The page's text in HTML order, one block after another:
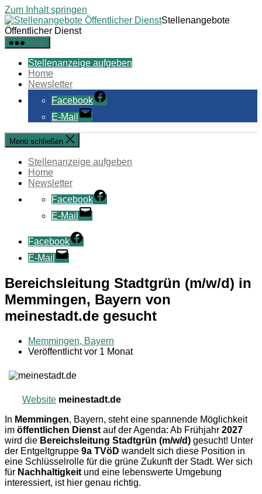
Zum Inhalt springen
Stellenangebote
Öffentlicher Dienst
Menü
Stellenanzeige aufgeben
Home
Newsletter
Facebook
E-Mail
Menü schließen
Stellenanzeige aufgeben
Home
Newsletter
Facebook
E-Mail
Facebook
E-Mail
Bereichsleitung Stadtgrün (m/w/d) in
Memmingen, Bayern von
meinestadt.de gesucht
Memmingen, Bayern
Veröffentlicht vor 1 Monat
Website meinestadt.de
In Memmingen, Bayern, steht eine spannende Möglichkeit
im öffentlichen Dienst auf der Agenda: Ab Frühjahr 2027
wird die Bereichsleitung Stadtgrün (m/w/d) gesucht! Unter
der Entgeltgruppe 9a TVöD wandelt sich diese Position in
eine Schlüsselrolle für die grüne Zukunft der Stadt. Wer sich
für Nachhaltigkeit und eine lebenswerte Umgebung
interessiert, ist hier genau richtig.